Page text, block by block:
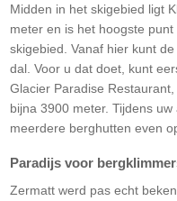
Midden in het skigebied ligt
meter en is het hoogste
skigebied. Vanaf hier kunt
dal. Voor u dat doet, kunt
Glacier Paradise
bijna 3900 meter. Tijdens
meerdere berghutten even
Paradijs voor
Zermatt werd pas echt